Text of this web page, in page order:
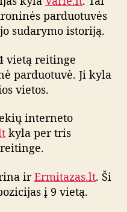
o
i
n
e
r
n
e
o
p
a
d
u
o
parduotuvės
sudarymo istoriją.
vietą reitinge
parduotuvė. Ji kyla
vietos.
interneto
kyla per tris
irErmitazas.lt. Ši
į 9 vietą.